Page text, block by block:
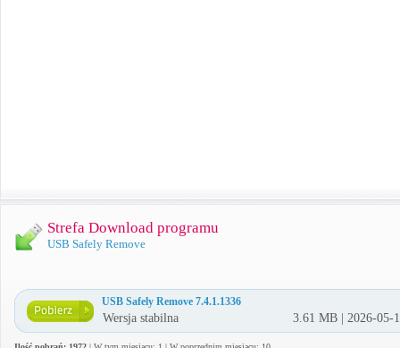
Strefa Download programu
USB Safely Remove
USB Safely Remove 7.4.1.1336
Wersja stabilna 3.61 MB | 2026-05-